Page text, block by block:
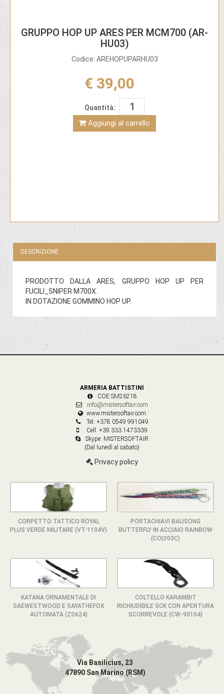
GRUPPO HOP UP ARES PER MCM700 (AR-
HU03)
Codice: AREHOPUPARHU03
€ 39,00
Quantità:
Aggiungi al carrello
DESCRIZIONE
PRODOTTO DALLA ARES, GRUPPO HOP UP PER
FUCILI_SNIPER M700X.
IN DOTAZIONE GOMMINO HOP UP.
ARMERIA BATTISTINI
COE SM26218
info@mistersoftair.com
www.mistersoftair.com
Tel. +378 0549 991049
Cell. +39 333 1473339
Skype: MISTERSOFTAIR
(Dal lunedì al sabato)
Privacy policy
CORPETTO TATTICO ROYAL
PLUS VERDE MILITARE (VT-1104V)
PORTACHIAVI BALISONG
BUTTERFLY IN ACCIAIO RAINBOW
(COLY03C)
KATANA ORNAMENTALE DI
SAEWESTWOOD E SAYATHEFOX
AUTOMATA (ZS624)
COLTELLO KARAMBIT
RICHIUDIBILE SCK CON APERTURA
SCORREVOLE (CW-90104)
Via Basilicius, 23
47890 San Marino (RSM)